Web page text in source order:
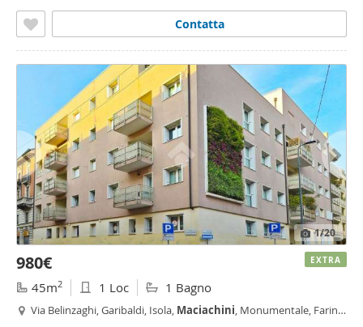
Contatta
1/20
980€
45m2 1 Loc 1 Bagno
Via Belinzaghi, Garibaldi, Isola, Maciachini, Monumentale, Farini,
EXTRA